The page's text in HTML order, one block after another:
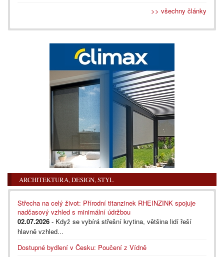
>> všechny články
ARCHITEKTURA, DESIGN, STYL
Střecha na celý život: Přírodní titanzinek RHEINZINK spojuje
nadčasový vzhled s minimální údržbou
02.07.2026 - Když se vybírá střešní krytina, většina lidí řeší
hlavně vzhled...
Dostupné bydlení v Česku: Poučení z Vídně